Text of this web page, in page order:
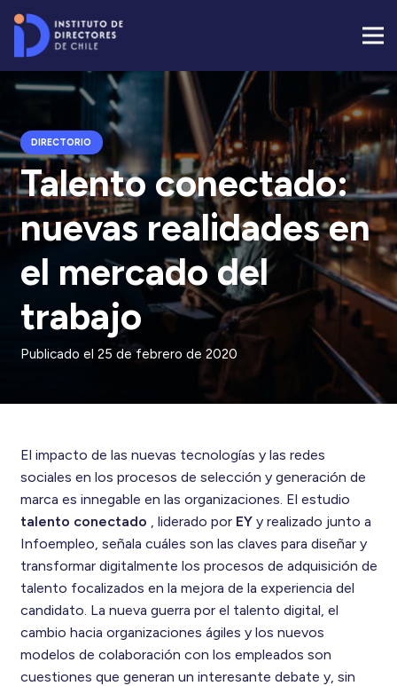
DIRECTORIO
Talento conectado:
nuevas realidades en
el mercado del
trabajo
Publicado el 25 de febrero de 2020
El impacto de las nuevas tecnologías y las redes
sociales en los procesos de selección y generación de
marca es innegable en las organizaciones. El estudio
talento conectado , liderado por EYy realizado junto a
Infoempleo, señala cuáles son las claves para diseñar y
transformar digitalmente los procesos de adquisición de
talento focalizados en la mejora de la experiencia del
candidato. La nueva guerra por el talento digital, el
cambio hacia organizaciones ágiles y los nuevos
modelos de colaboración con los empleados son
cuestiones que generan un interesante debate y, sin